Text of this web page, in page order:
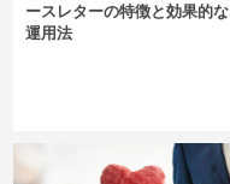
ースレターの特徴と効果的な
運用法